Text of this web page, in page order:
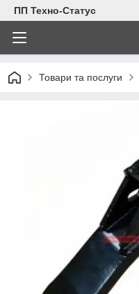
ПП Техно-Статус
Товари та послуги